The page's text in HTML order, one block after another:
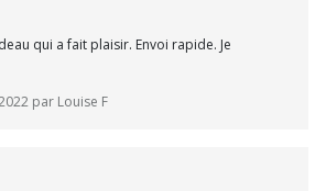
qui a fait plaisir. Envoi rapide. Je
par Louise F